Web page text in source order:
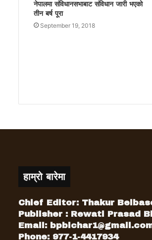
नेपालमा संविधानसभाबाट संविधान जारी भएको
तीन बर्ष पूरा
September 19, 2018
हाम्रो बारेमा
Chief Editor: Thakur
Publisher : Rewati Prasad
Email:
Phone: 977-1-4417934